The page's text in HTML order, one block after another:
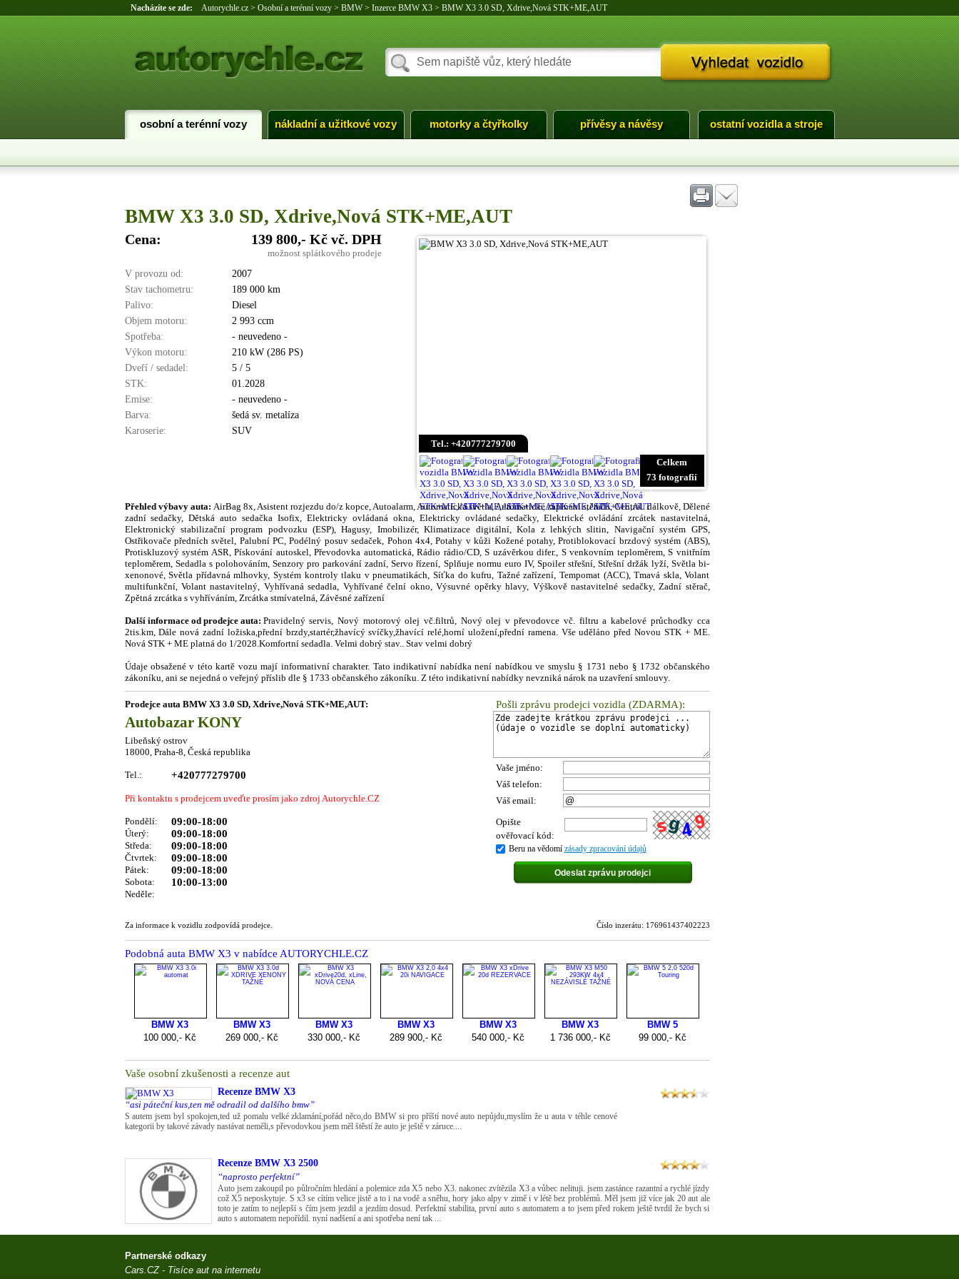
Nacházíte se zde: Autorychle.cz> Osobní a terénní vozy> BMW> Inzerce BMW X3> BMW X3 3.0 SD, Xdrive,Nová STK+ME,AUT
osobní a terénní vozy nákladní a užitkové vozy motorky a čtyřkolky přívěsy a návěsy ostatní vozidla a stroje
BMW X3 3.0 SD, Xdrive,Nová STK+ME,AUT
Cena: 139 800,- Kč vč. DPH
možnost splátkového prodeje
V provozu od:
2007
Stav tachometru:
189 000 km
Palivo:
Diesel
Objem motoru:
2 993 ccm
Spotřeba:
- neuvedeno -
Výkon motoru:
210 kW (286 PS)
Dveří / sedadel:
5 / 5
STK:
01.2028
Emise:
- neuvedeno -
Barva:
šedá sv. metalíza
Karoserie:
SUV
Tel.: +420777279700
Celkem
73 fotografií
Přehled výbavy auta: AirBag 8x, Asistent rozjezdu do/z kopce, Autoalarm, Automatická světla, Automatické zapínání stěračů, Centrál. dálkově, Dělené
zadní sedačky, Dětská auto sedačka Isofix, Elektricky ovládaná okna, Elektricky ovládané sedačky, Elektrické ovládání zrcátek nastavitelná,
Elektronický stabilizační program podvozku (ESP), Hagusy, Imobilizér, Klimatizace digitální, Kola z lehkých slitin, Navigační systém GPS,
Ostřikovače předních světel, Palubní PC, Podélný posuv sedaček, Pohon 4x4, Potahy v kůži Kožené potahy, Protiblokovací brzdový systém (ABS),
Protiskluzový systém ASR, Pískování autoskel, Převodovka automatická, Rádio rádio/CD, S uzávěrkou difer., S venkovním teploměrem, S vnitřním
teploměrem, Sedadla s polohováním, Senzory pro parkování zadní, Servo řízení, Splňuje normu euro IV, Spoiler střešní, Střešní držák lyží, Světla bi-
xenonové, Světla přídavná mlhovky, Systém kontroly tlaku v pneumatikách, Síťka do kufru, Tažné zařízení, Tempomat (ACC), Tmavá skla, Volant
multifunkční, Volant nastavitelný, Vyhřívaná sedadla, Vyhřívané čelní okno, Výsuvné opěrky hlavy, Výškově nastavitelné sedačky, Zadní stěrač,
Zpětná zrcátka s vyhříváním, Zrcátka stmívatelná, Závěsné zařízení
Další informace od prodejce auta: Pravidelný servis, Nový motorový olej vč.filtrů, Nový olej v převodovce vč. filtru a kabelové průchodky cca
2tis.km, Dále nová zadní ložiska,přední brzdy,startér,žhavícý svíčky,žhavící relé,horní uložení,přední ramena. Vše uděláno před Novou STK + ME.
Nová STK + ME platná do 1/2028.Komfortní sedadla. Velmi dobrý stav.. Stav velmi dobrý
Údaje obsažené v této kartě vozu mají informativní charakter. Tato indikativní nabídka není nabídkou ve smyslu § 1731 nebo § 1732 občanského
zákoníku, ani se nejedná o veřejný příslib dle § 1733 občanského zákoníku. Z této indikativní nabídky nevzniká nárok na uzavření smlouvy.
Prodejce auta BMW X3 3.0 SD, Xdrive,Nová STK+ME,AUT:
Autobazar KONY
Libeňský ostrov
18000, Praha-8, Česká republika
Tel.: +420777279700
Při kontaktu s prodejcem uveďte prosím jako zdroj Autorychle.CZ
Pondělí: 09:00-18:00
Úterý: 09:00-18:00
Středa: 09:00-18:00
Čtvrtek: 09:00-18:00
Pátek: 09:00-18:00
Sobota: 10:00-13:00
Neděle:
Pošli zprávu prodejci vozidla (ZDARMA):
Vaše jméno:
Váš telefon:
Váš email:
Opište
ověřovací kód:
Beru na vědomí zásady zpracování údajů
Za informace k vozidlu zodpovídá prodejce. Číslo inzerátu: 176961437402223
Podobná auta BMW X3 v nabídce AUTORYCHLE.CZ
Vaše osobní zkušenosti a recenze aut
RecenzeBMW X3
“asi páteční kus,ten mě odradil od dalšího bmw”
S autem jsem byl spokojen,ted už pomalu velké zklamání,pořád něco,do BMW si pro příští nové auto nepůjdu,myslím že u auta v téhle cenové
kategorii by takové závady nastávat neměli,s převodovkou jsem měl štěstí že auto je ještě v záruce....
RecenzeBMW X3 2500
“naprosto perfektní”
Auto jsem zakoupil po půlročním hledání a polemice zda X5 nebo X3. nakonec zvítězila X3 a vůbec nelituji. jsem zastánce razantní a rychlé jízdy
což X5 neposkytuje. S x3 se cítím velice jistě a to i na vodě a sněhu, hory jako alpy v zimě i v létě bez problémů. Měl jsem již více jak 20 aut ale
toto je zatím to nejlepší s čím jsem jezdil a jezdím dosud. Perfektní stabilita, první auto s automatem a to jsem před rokem ještě tvrdil že bych si
auto s automatem nepořídil. nyní nadšení a ani spotřeba není tak ...
Partnerské odkazy
Cars.CZ - Tisíce aut na internetu